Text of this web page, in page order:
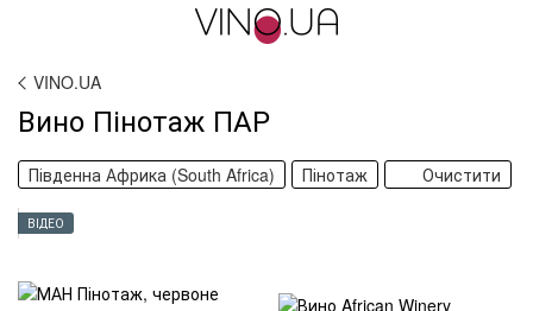
VINO.UA
Вино Пінотаж ПАР
Південна Африка (South Africa) Пінотаж Очистити
ВІДЕО